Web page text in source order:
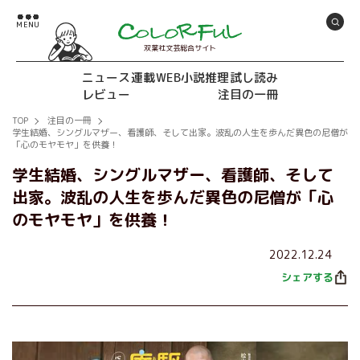
双葉社文芸総合サイト
ニュース連載WEB小説推理試し読み
レビュー
注目の一冊
TOP
注目の一冊
学生結婚、シングルマザー、看護師、そして出家。波乱の人生を歩んだ異色の尼僧が
「心のモヤモヤ」を供養！
学生結婚、シングルマザー、看護師、そして
出家。波乱の人生を歩んだ異色の尼僧が「心
のモヤモヤ」を供養！
2022.12.24
シェアする